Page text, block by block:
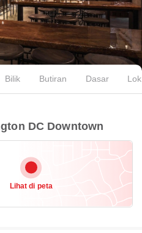
Bilik Butiran Dasar
DC Downtown
Lihat di peta